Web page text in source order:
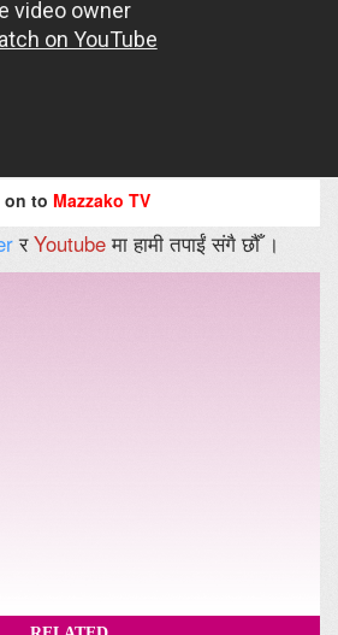
on to Mazzako TV
रYoutubeमा हामी तपाईं संगै छौँ ।